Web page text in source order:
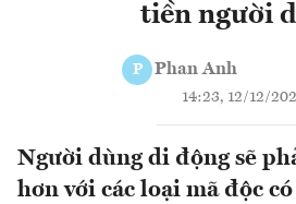
tiền người
P Phan Anh
14:23, 12/12/
Người dùng di động sẽ
hơn với các loại mã độc